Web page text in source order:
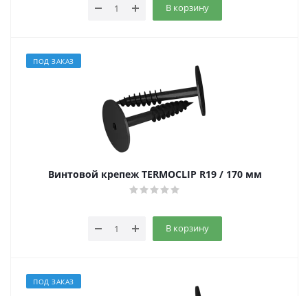
В корзину
ПОД ЗАКАЗ
Винтовой крепеж TERMOCLIP R19 / 170 мм
В корзину
ПОД ЗАКАЗ